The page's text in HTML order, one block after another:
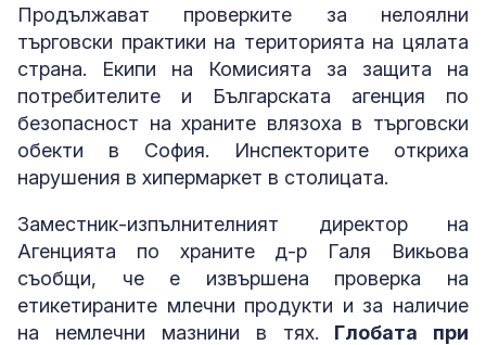
Продължават проверките за нелоялни
търговски практики на територията на цялата
страна. Екипи на Комисията за защита на
потребителите и Българската агенция по
безопасност на храните влязоха в търговски
обекти в София. Инспекторите откриха
нарушения в хипермаркет в столицата.
Заместник-изпълнителният директор на
Агенцията по храните д-р Галя Викьова
съобщи, че е извършена проверка на
етикетираните млечни продукти и за наличие
на немлечни мазнини в тях. Глобата при